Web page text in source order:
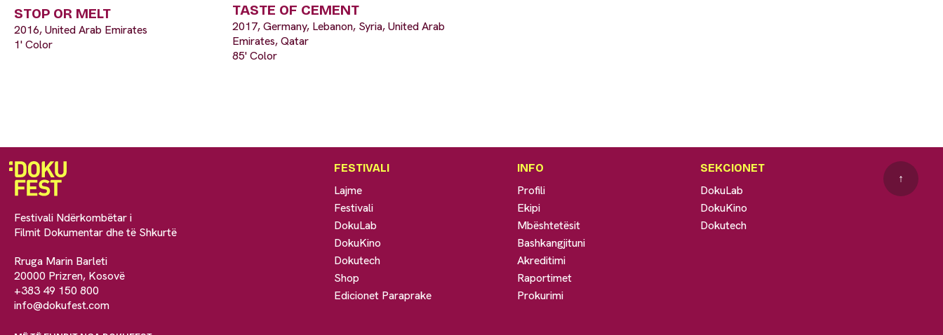
STOP OR MELT
2016, United Arab Emirates
1' Color
TASTE OF CEMENT
2017, Germany, Lebanon, Syria, United Arab
Emirates, Qatar
85' Color
Festivali Ndërkombëtar i
Filmit Dokumentar dhe të Shkurtë
Rruga Marin Barleti
20000 Prizren, Kosovë
+383 49 150 800
info@dokufest.com
FESTIVALI
Lajme
Festivali
DokuLab
DokuKino
Dokutech
Shop
Edicionet Paraprake
INFO
Profili
Ekipi
Mbështetësit
Bashkangjituni
Akreditimi
Raportimet
Prokurimi
SEKCIONET
DokuLab
DokuKino
Dokutech
↑